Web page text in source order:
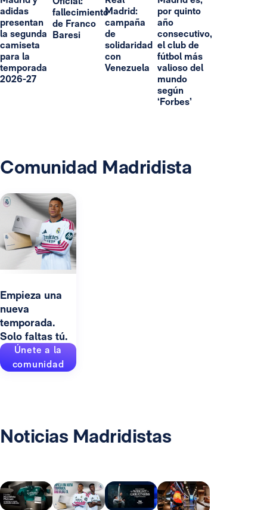
adidas
presentan
la segunda
camiseta
para la
temporada
2026-27
fallecimiento
de Franco
Baresi
Madrid:
campaña
de
solidaridad
con
Venezuela
por quinto
año
consecutivo,
el club de
fútbol más
valioso del
mundo
según
‘Forbes’
Comunidad Madridista
Empieza una
nueva
temporada.
Solo faltas tú.
Únete a la
comunidad
Noticias Madridistas